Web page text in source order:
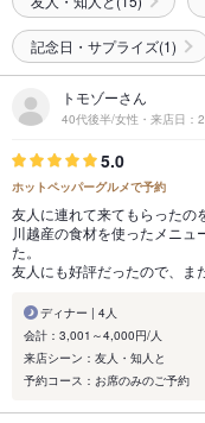
記念日・サプライズ(1)
トモゾーさん
40代後半/女性・来店日：
5.0
ホットペッパーグルメで予約
友人に連れて来てもらったの
川越産の食材を使ったメニュ
た。
友人にも好評だったので、ま
ディナー | 4人
会計：3,001～4,000円/人
来店シーン：友人・知人と
予約コース：お席のみのご予約